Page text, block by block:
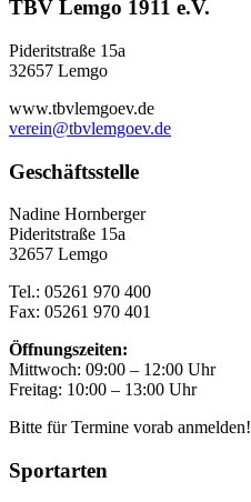
TBV Lemgo 1911 e.V.
Pideritstraße 15a
32657 Lemgo
www.tbvlemgoev.de
verein@tbvlemgoev.de
Geschäftsstelle
Nadine Hornberger
Pideritstraße 15a
32657 Lemgo
Tel.: 05261 970 400
Fax: 05261 970 401
Öffnungszeiten:
Mittwoch: 09:00 – 12:00 Uhr
Freitag: 10:00 – 13:00 Uhr
Bitte für Termine vorab anmelden!
Sportarten